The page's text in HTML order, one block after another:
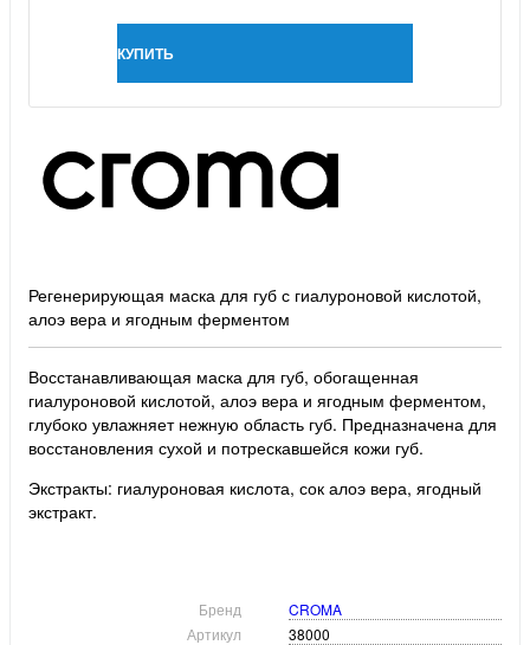
КУПИТЬ
Регенерирующая маска для губ с гиалуроновой кислотой,
алоэ вера и ягодным ферментом
Восстанавливающая маска для губ, обогащенная
гиалуроновой кислотой, алоэ вера и ягодным ферментом,
глубоко увлажняет нежную область губ. Предназначена для
восстановления сухой и потрескавшейся кожи губ.
Экстракты: гиалуроновая кислота, сок алоэ вера, ягодный
экстракт.
Бренд
CROMA
Артикул
38000